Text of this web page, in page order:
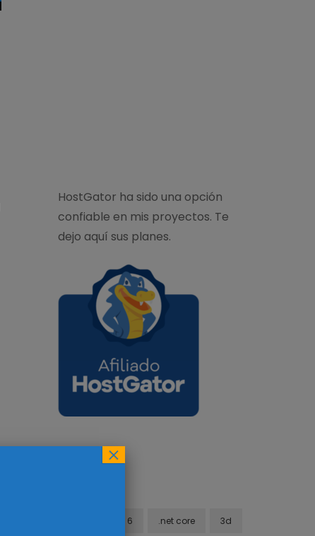
HostGator ha sido una opción
confiable en mis proyectos. Te
dejo aquí sus planes.
.net 6 .net core 3d
×